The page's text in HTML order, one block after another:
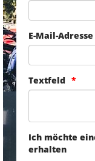
E-Mail-Adresse
Textfeld
Ich möchte
erhalten